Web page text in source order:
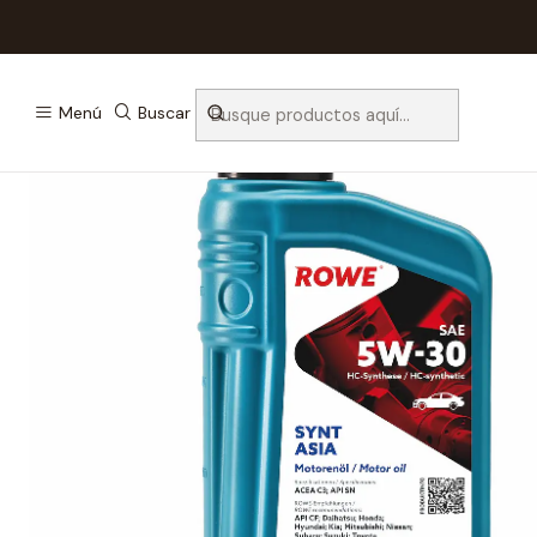
Menú Buscar